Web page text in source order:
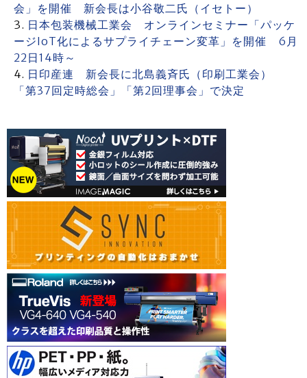
会」を開催 新会長は小谷敬二氏（イセトー）
日本包装機械工業会 オンラインセミナー「パッケ
ージIoT化によるサプライチェーン変革」を開催 6月
22日14時～
日印産連 新会長に北島義斉氏（印刷工業会）
「第37回定時総会」「第2回理事会」で決定